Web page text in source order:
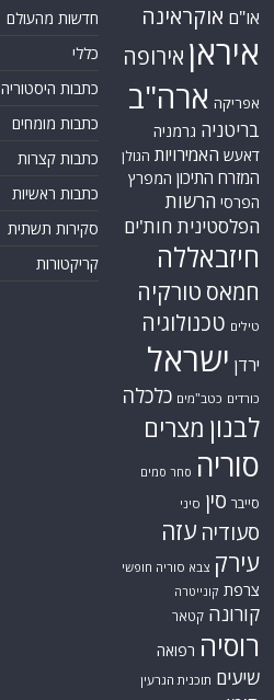
או"ם אוקראינה
איראן אירופה
אפריקה ארה"ב
בריטניה גרמניה
דאעש האמירויות הגולן
המזרח התיכון המפרץ
הפרסי הרשות
הפלסטינית חות'ים
חיזבאללה
חמאס טורקיה
טילים טכנולוגיה
ירדן ישראל
כורדים כטב"מים כלכלה
לבנון מצרים
סוריה סחר סמים
סייבר סין סיני
סעודיה עזה
עירק צבא סוריה חופשי
צרפת קונייטרה
קורונה קטאר
רוסיה רפואה
שיעים תוכנית הגרעין
חדשות מהעולם
כללי
כתבות היסטוריה
כתבות מומחים
כתבות קצרות
כתבות ראשיות
סקירות תשתית
קריקטורות